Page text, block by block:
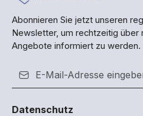
Abonnieren Sie jetzt unseren
Newsletter, um rechtzeitig über
Angebote informiert zu werden.
Datenschutz